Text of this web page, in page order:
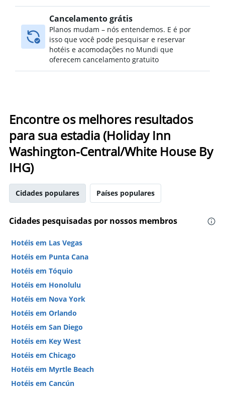
Cancelamento grátis
Planos mudam – nós entendemos. E é por
isso que você pode pesquisar e reservar
hotéis e acomodações no Mundi que
oferecem cancelamento gratuito
Encontre os melhores resultados
para sua estadia (Holiday Inn
Washington-Central/White House By
IHG)
Cidades populares Países populares
Cidades pesquisadas por nossos membros
Hotéis em Las Vegas
Hotéis em Punta Cana
Hotéis em Tóquio
Hotéis em Honolulu
Hotéis em Nova York
Hotéis em Orlando
Hotéis em San Diego
Hotéis em Key West
Hotéis em Chicago
Hotéis em Myrtle Beach
Hotéis em Cancún